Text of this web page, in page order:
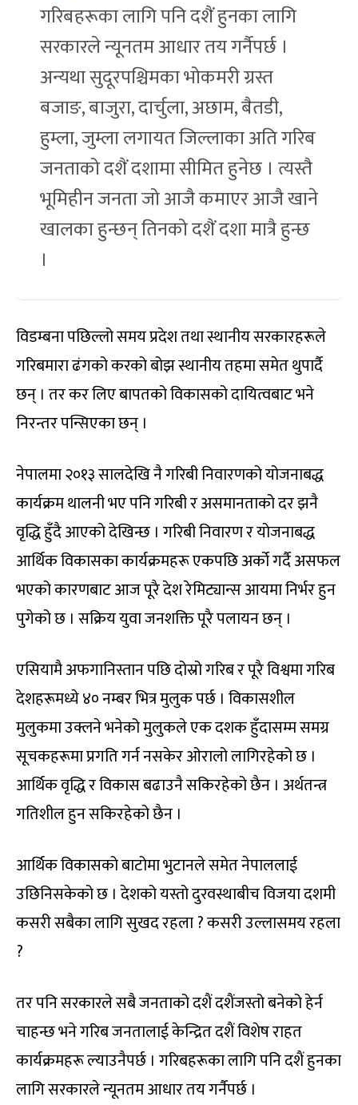
गरिबहरूका लागि पनि दशैं हुनका लागि
सरकारले न्यूनतम आधार तय गर्नैपर्छ ।
अन्यथा सुदूरपश्चिमका भोकमरी ग्रस्त
बजाङ, बाजुरा, दार्चुला, अछाम, बैतडी,
हुम्ला, जुम्ला लगायत जिल्लाका अति गरिब
जनताको दशैं दशामा सीमित हुनेछ । त्यस्तै
भूमिहीन जनता जो आजै कमाएर आजै खाने
खालका हुन्छन् तिनको दशैं दशा मात्रै हुन्छ
।
विडम्बना पछिल्लो समय प्रदेश तथा स्थानीय सरकारहरूले
गरिबमारा ढंगको करको बोझ स्थानीय तहमा समेत थुपार्दै
छन् । तर कर लिए बापतको विकासको दायित्वबाट भने
निरन्तर पन्सिएका छन् ।
नेपालमा २०१३ सालदेखि नै गरिबी निवारणको योजनाबद्ध
कार्यक्रम थालनी भए पनि गरिबी र असमानताको दर झनै
वृद्धि हुँदै आएको देखिन्छ । गरिबी निवारण र योजनाबद्ध
आर्थिक विकासका कार्यक्रमहरू एकपछि अर्को गर्दै असफल
भएको कारणबाट आज पूरै देश रेमिट्यान्स आयमा निर्भर हुन
पुगेको छ । सक्रिय युवा जनशक्ति पूरै पलायन छन् ।
एसियामै अफगानिस्तान पछि दोस्रो गरिब र पूरै विश्वमा गरिब
देशहरूमध्ये ४० नम्बर भित्र मुलुक पर्छ । विकासशील
मुलुकमा उक्लने भनेको मुलुकले एक दशक हुँदासम्म समग्र
सूचकहरूमा प्रगति गर्न नसकेर ओरालो लागिरहेको छ ।
आर्थिक वृद्धि र विकास बढाउनै सकिरहेको छैन । अर्थतन्त्र
गतिशील हुन सकिरहेको छैन ।
आर्थिक विकासको बाटोमा भुटानले समेत नेपाललाई
उछिनिसकेको छ । देशको यस्तो दुरवस्थाबीच विजया दशमी
कसरी सबैका लागि सुखद रहला ? कसरी उल्लासमय रहला
?
तर पनि सरकारले सबै जनताको दशैं दशैंजस्तो बनेको हेर्न
चाहन्छ भने गरिब जनतालाई केन्द्रित दशैं विशेष राहत
कार्यक्रमहरू ल्याउनैपर्छ । गरिबहरूका लागि पनि दशैं हुनका
लागि सरकारले न्यूनतम आधार तय गर्नैपर्छ ।